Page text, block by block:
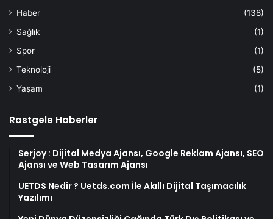
Haber
(138)
Sağlık
(1)
Spor
(1)
Teknoloji
(5)
Yaşam
(1)
Rastgele Haberler
Serjoy : Dijital Medya Ajansı, Google Reklam Ajansı, SEO
Ajansı ve Web Tasarım Ajansı
UETDS Nedir ? Uetds.com İle Akıllı Dijital Taşımacılık
Yazılımı